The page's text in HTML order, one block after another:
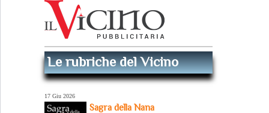
Le rubriche del Vicino
17 Giu 2026
Sagra della Nana